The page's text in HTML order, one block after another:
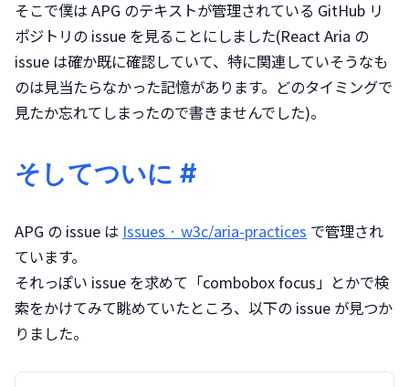
そこで僕は APG のテキストが管理されている GitHub リ
ポジトリの issue を見ることにしました(React Aria の
issue は確か既に確認していて、特に関連していそうなも
のは見当たらなかった記憶があります。どのタイミングで
見たか忘れてしまったので書きませんでした)。
そしてついに #
APG の issue は Issues · w3c/aria-practices で管理され
ています。
それっぽい issue を求めて「combobox focus」とかで検
索をかけてみて眺めていたところ、以下の issue が見つか
りました。